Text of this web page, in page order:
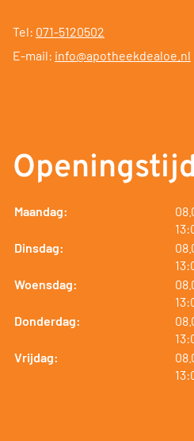
Tel: 071-5120502
E-mail: info@apotheekdealoe.nl
Maandag:
Dinsdag:
Woensdag:
Donderdag:
Vrijdag: